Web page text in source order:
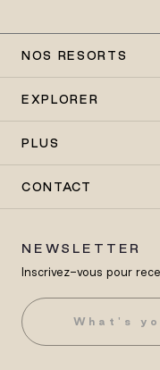
NOS RESORTS
EXPLORER
PLUS
CONTACT
NEWSLETTER
Inscrivez-vous pour